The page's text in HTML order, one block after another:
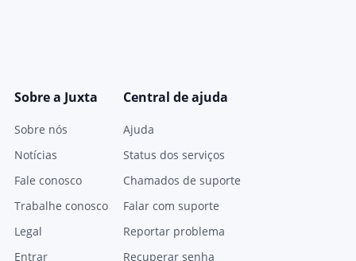
Sobre a Juxta
Sobre nós
Notícias
Fale conosco
Trabalhe conosco
Legal
Entrar
Central de ajuda
Ajuda
Status dos serviços
Chamados de suporte
Falar com suporte
Reportar problema
Recuperar senha